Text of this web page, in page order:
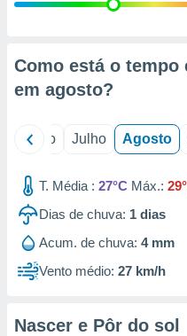
estudos
1199
Como está o tempo
em agosto?
Junho Julho Agosto
T. Média : 27°C Máx.:
Dias de chuva: 1 dias
Acum. de chuva: 4 mm
Vento médio: 27 km/h
Nascer e Pôr do sol